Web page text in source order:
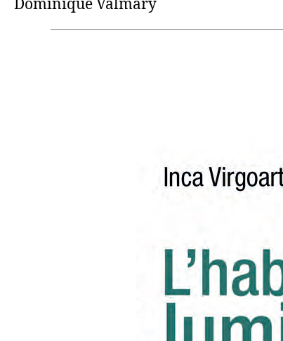
Dominique Valmary